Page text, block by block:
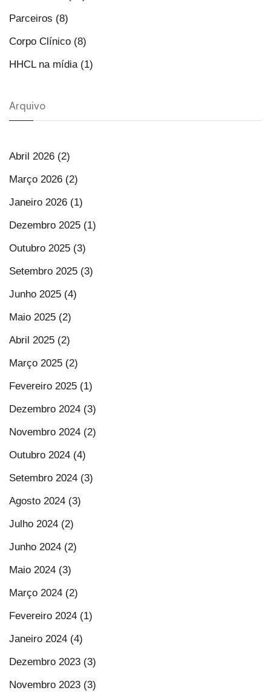
Parceiros (8)
Corpo Clínico (8)
HHCL na mídia (1)
Arquivo
Abril 2026 (2)
Março 2026 (2)
Janeiro 2026 (1)
Dezembro 2025 (1)
Outubro 2025 (3)
Setembro 2025 (3)
Junho 2025 (4)
Maio 2025 (2)
Abril 2025 (2)
Março 2025 (2)
Fevereiro 2025 (1)
Dezembro 2024 (3)
Novembro 2024 (2)
Outubro 2024 (4)
Setembro 2024 (3)
Agosto 2024 (3)
Julho 2024 (2)
Junho 2024 (2)
Maio 2024 (3)
Março 2024 (2)
Fevereiro 2024 (1)
Janeiro 2024 (4)
Dezembro 2023 (3)
Novembro 2023 (3)